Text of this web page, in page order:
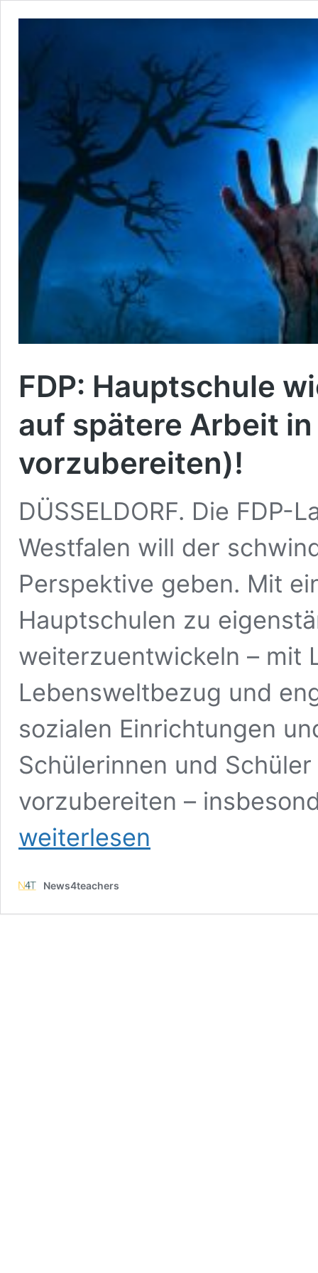
FDP: Hauptschule
auf spätere Arbeit
vorzubereiten)!
DÜSSELDORF. Die
Westfalen will der
Perspektive geben. Mit
Hauptschulen zu
weiterzuentwickeln – mit
Lebensweltbezug und
sozialen Einrichtungen
Schülerinnen und
vorzubereiten –
weiterlesen
News4teachers